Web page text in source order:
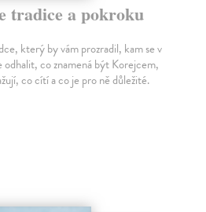
tradice a pokroku
který by vám prozradil, kam se v
odhalit, co znamená být Korejcem,
co cítí a co je pro ně důležité.